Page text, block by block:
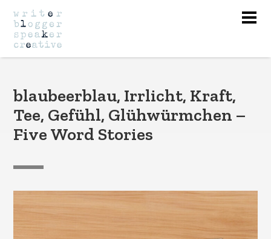
blaubeerblau, Irrlicht, Kraft,
Tee, Gefühl, Glühwürmchen –
Five Word Stories